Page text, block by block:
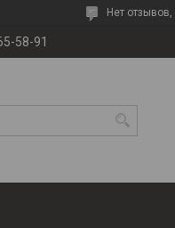
Нет отзывов,
58-91